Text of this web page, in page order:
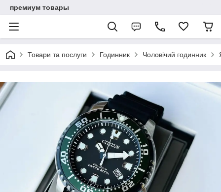
премиум товары
Товари та послуги Годинник Чоловічий годинник